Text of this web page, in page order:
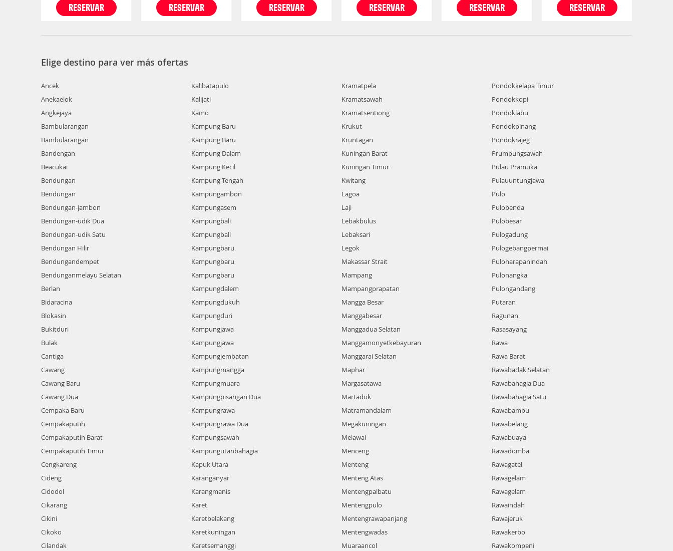
RESERVAR RESERVAR RESERVAR RESERVAR RESERVAR RESERVAR
Elige destino para ver más ofertas
Ancek
Anekaelok
Angkejaya
Bambularangan
Bambularangan
Bandengan
Beacukai
Bendungan
Bendungan
Bendungan-jambon
Bendungan-udik Dua
Bendungan-udik Satu
Bendungan Hilir
Bendungandempet
Bendunganmelayu Selatan
Berlan
Bidaracina
Blokasin
Bukitduri
Bulak
Cantiga
Cawang
Cawang Baru
Cawang Dua
Cempaka Baru
Cempakaputih
Cempakaputih Barat
Cempakaputih Timur
Cengkareng
Cideng
Cidodol
Cikarang
Cikini
Cikoko
Cilandak
Kalibatapulo
Kalijati
Kamo
Kampung Baru
Kampung Baru
Kampung Dalam
Kampung Kecil
Kampung Tengah
Kampungambon
Kampungasem
Kampungbali
Kampungbali
Kampungbaru
Kampungbaru
Kampungbaru
Kampungdalem
Kampungdukuh
Kampungduri
Kampungjawa
Kampungjawa
Kampungjembatan
Kampungmangga
Kampungmuara
Kampungpisangan Dua
Kampungrawa
Kampungrawa Dua
Kampungsawah
Kampungutanbahagia
Kapuk Utara
Karanganyar
Karangmanis
Karet
Karetbelakang
Karetkuningan
Karetsemanggi
Kramatpela
Kramatsawah
Kramatsentiong
Krukut
Kruntagan
Kuningan Barat
Kuningan Timur
Kwitang
Lagoa
Laji
Lebakbulus
Lebaksari
Legok
Makassar Strait
Mampang
Mampangprapatan
Mangga Besar
Manggabesar
Manggadua Selatan
Manggamonyetkebayuran
Manggarai Selatan
Maphar
Margasatawa
Martadok
Matramandalam
Megakuningan
Melawai
Menceng
Menteng
Menteng Atas
Mentengpalbatu
Mentengpulo
Mentengrawapanjang
Mentengwadas
Muaraancol
Pondokkelapa Timur
Pondokkopi
Pondoklabu
Pondokpinang
Pondokrajeg
Prumpungsawah
Pulau Pramuka
Pulauuntungjawa
Pulo
Pulobenda
Pulobesar
Pulogadung
Pulogebangpermai
Puloharapanindah
Pulonangka
Pulongandang
Putaran
Ragunan
Rasasayang
Rawa
Rawa Barat
Rawabadak Selatan
Rawabahagia Dua
Rawabahagia Satu
Rawabambu
Rawabelang
Rawabuaya
Rawadomba
Rawagatel
Rawagelam
Rawagelam
Rawaindah
Rawajeruk
Rawakerbo
Rawakompeni